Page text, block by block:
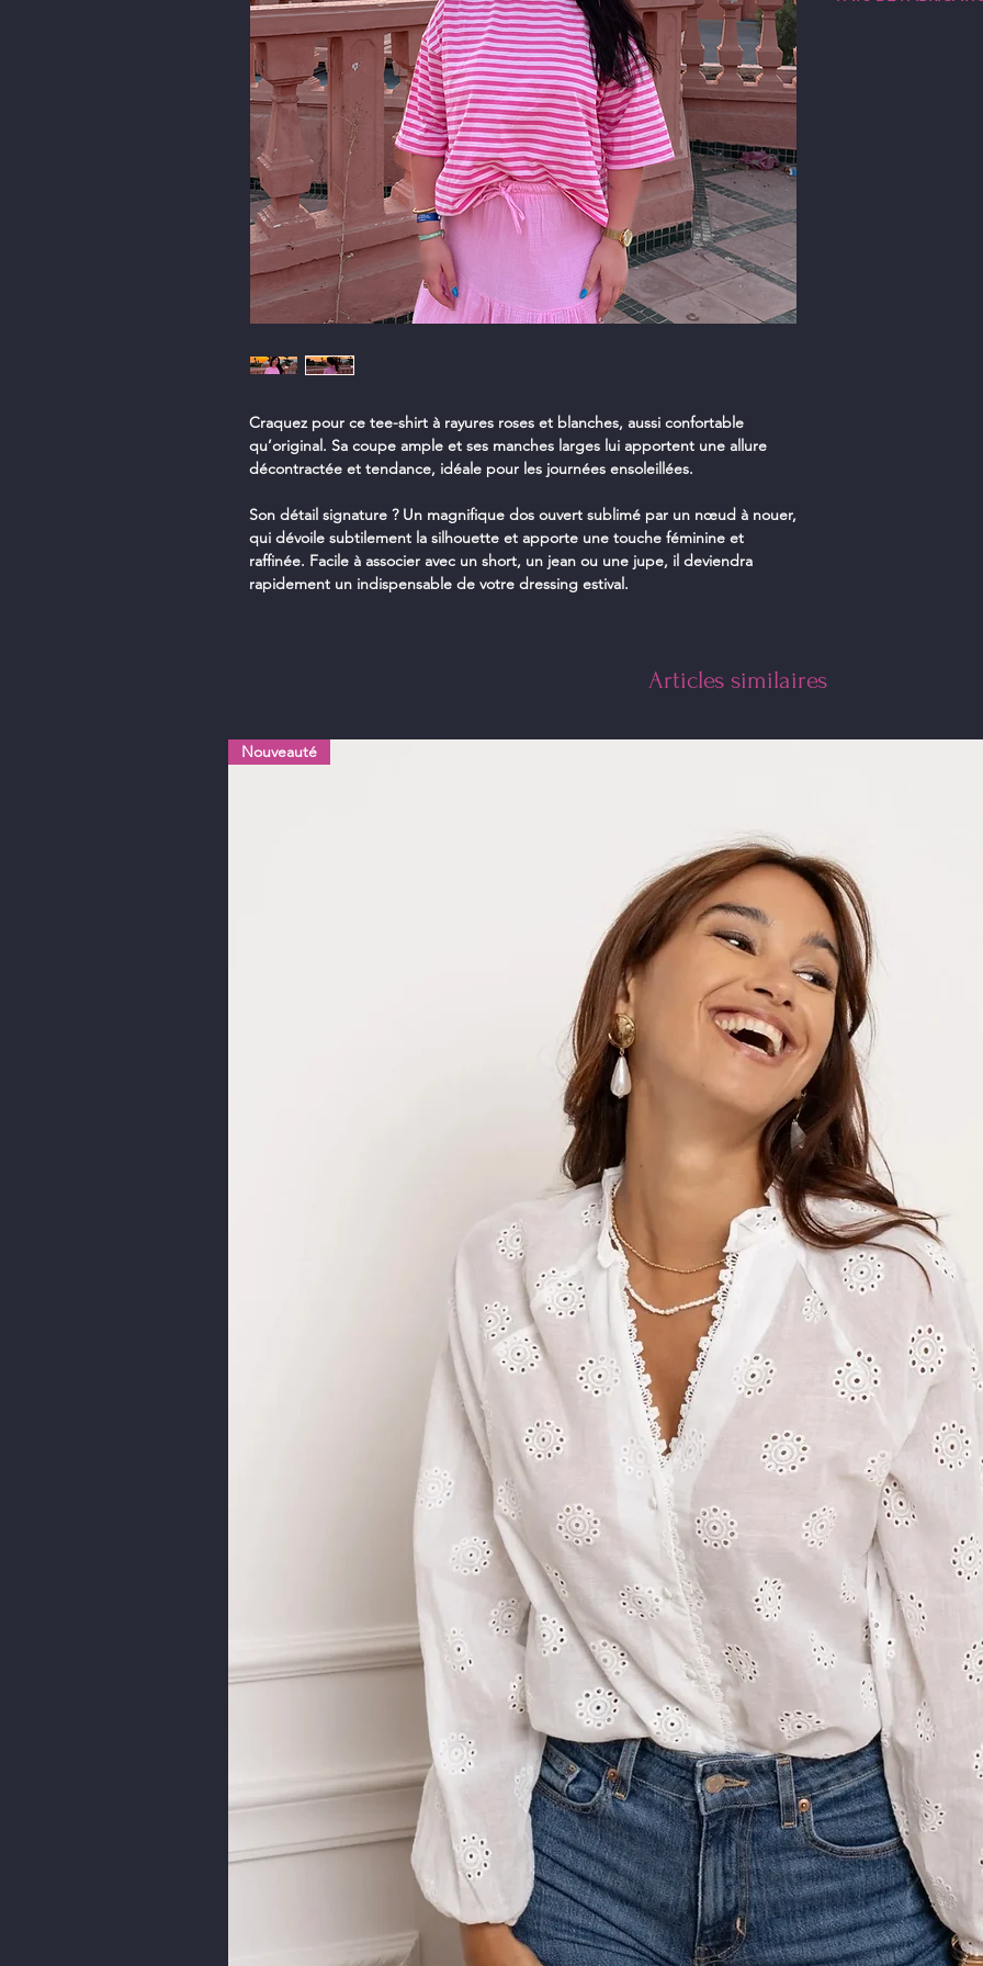
Craquez pour ce tee-shirt à rayures roses et blanches, aussi confortable
qu’original. Sa coupe ample et ses manches larges lui apportent une allure
décontractée et tendance, idéale pour les journées ensoleillées.
Son détail signature ? Un magnifique dos ouvert sublimé par un nœud à nouer,
qui dévoile subtilement la silhouette et apporte une touche féminine et
raffinée. Facile à associer avec un short, un jean ou une jupe, il deviendra
rapidement un indispensable de votre dressing estival.
Articles similaires
Nouveauté